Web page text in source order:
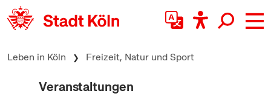
zum Inhalt springen
Leben in Köln Freizeit, Natur und Sport
Veranstaltungen